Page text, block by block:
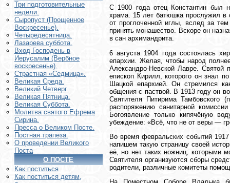
Три подготовительные
недели.
Сыропуст (Прощенное
Воскресенье).
Четыредесятница.
Лазарева суббота.
Вход Господень в
Иерусалим (Вербное
воскресенье).
Страстная «Седмица».
Великая Среда.
Великий Четверг.
Великая Пятница.
Великая Суббота.
Молитва святого Ефрема
Сирина.
Пресса о Великом Посте.
Постная трапеза.
О проведении Великого
Поста
О ПОСТЕ
Как поститься
Как поститься детям,
С 1900 года отец Константин был
храма. 15 лет батюшка прослужил в
от проглоченной иглы, вслед за
принять монашество. Вскоре он
в сан архимандрита.
6 августа 1904 года состоялась
епархии. Желая, чтобы народ
Александро-Невской Лавре. Святой
епископ Кирилл, которого он знал
Шацкой епархией. Он стремился
общения с паствой. В 1913 году он
Святителя Питирима Тамбовского
распоряжению санитарной
Богоявление только кипячёную
убеждение: «Всё, что не от веры —
Во время февральских событий
напишем такую страницу своей
её, но нет таких ножниц, которыми
Святителя организуются сборы
родители, различные комитеты